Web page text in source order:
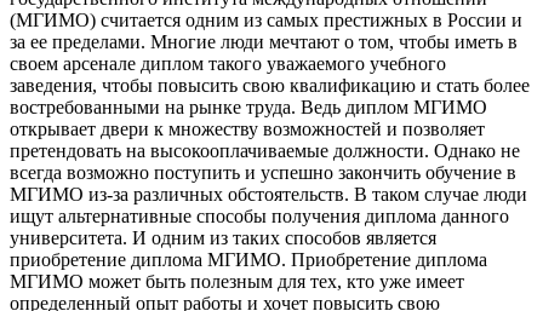
(МГИМО) считается одним из самых престижных в России и
за ее пределами. Многие люди мечтают о том, чтобы иметь в
своем арсенале диплом такого уважаемого учебного
заведения, чтобы повысить свою квалификацию и стать более
востребованными на рынке труда. Ведь диплом МГИМО
открывает двери к множеству возможностей и позволяет
претендовать на высокооплачиваемые должности. Однако не
всегда возможно поступить и успешно закончить обучение в
МГИМО из-за различных обстоятельств. В таком случае люди
ищут альтернативные способы получения диплома данного
университета. И одним из таких способов является
приобретение диплома МГИМО. Приобретение диплома
МГИМО может быть полезным для тех, кто уже имеет
определенный опыт работы и хочет повысить свою